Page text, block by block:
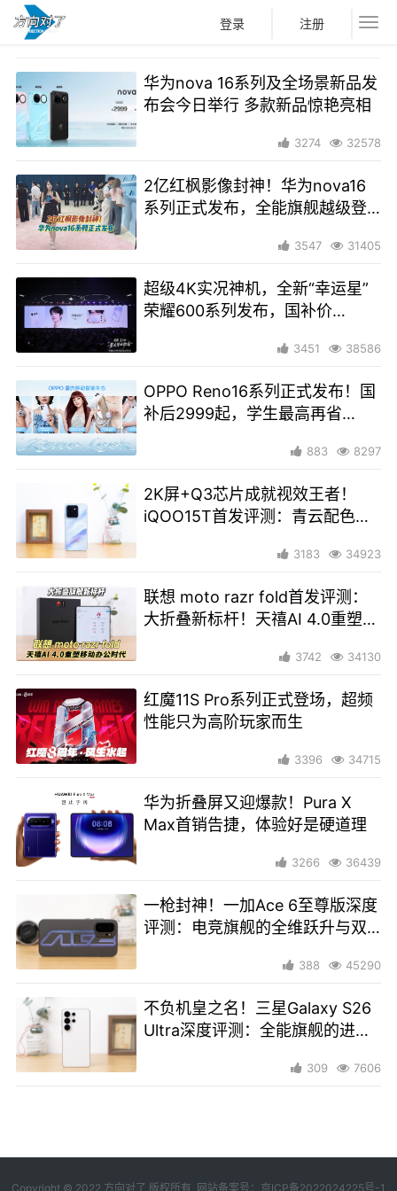
登录 注册
华为nova 16系列及全场景新品发
布会今日举行 多款新品惊艳亮相
32578
3274
2亿红枫影像封神！华为nova16
系列正式发布，全能旗舰越级登
31405
3547
超级4K实况神机，全新“幸运星”
荣耀600系列发布，国补价
38586
3451
OPPO Reno16系列正式发布！国
补后2999起，学生最高再省
8297
883
2K屏+Q3芯片成就视效王者！
iQOO15T首发评测：青云配色颜
34923
3183
联想 moto razr fold首发评测：
大折叠新标杆！天禧AI 4.0重塑移
34130
3742
红魔11S Pro系列正式登场，超频
性能只为高阶玩家而生
34715
3396
华为折叠屏又迎爆款！Pura X
Max首销告捷，体验好是硬道理
36439
3266
一枪封神！一加Ace 6至尊版深度
评测：电竞旗舰的全维跃升与双
45290
388
不负机皇之名！三星Galaxy S26
Ultra深度评测：全能旗舰的进化
7606
309
Copyright © 2022 方向对了 版权所有 网站备案号： 京ICP备2022024225号-1